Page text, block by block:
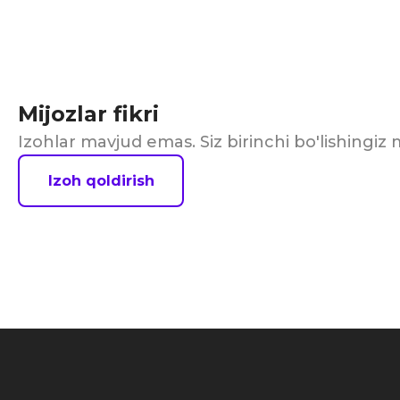
Mijozlar fikri
Izohlar mavjud emas. Siz birinchi bo'lishingiz
Izoh qoldirish